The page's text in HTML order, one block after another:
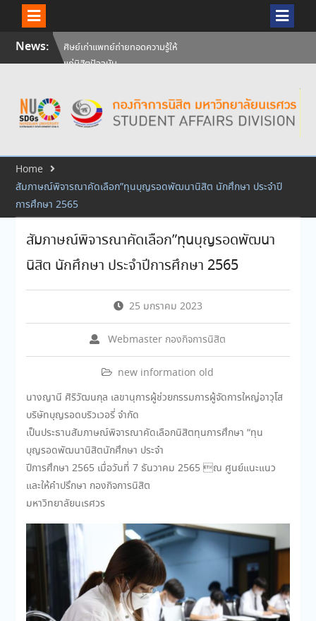
SkipNews:
ศิษย์เก่าแพทย์ถ่ายทอดความรู้ให้
แก่นิสิตปัจจุบัน
นเรศวร ครบรอบ 36 ปี 29
กรกฎาคม 2569
สัมภาษณ์นิสิตเพื่อพิจารณาเข้ารับ
ประจำปีการศึกษา 256
Home
สัมภาษณ์พิจารณาคัดเลือก”ทุนบุญรอดพัฒนานิสิต นักศึกษา ประจำปี
การศึกษา 2565
สัมภาษณ์พิจารณาคัดเลือก”ทุนบุญรอดพัฒนา
นิสิต นักศึกษา ประจำปีการศึกษา 2565
25 มกราคม 2023
Webmaster กองกิจการนิสิต
new information old
นางญานี ศิริวัฒนกุล เลขานุการผู้ช่วยกรรมการผู้จัดการใหญ่อาวุโส
บริษัทบุญรอดบริวเวอรี่ จํากัด
เป็นประธานสัมภาษณ์พิจารณาคัดเลือกนิสิตทุนการศึกษา “ทุน
บุญรอดพัฒนานิสิตนักศึกษา ประจำ
ปีการศึกษา 2565 เมื่อวันที่ 7 ธันวาคม 2565 ณ ศูนย์แนะแนว
และให้คำปรึกษา กองกิจการนิสิต
มหาวิทยาลัยนเรศวร